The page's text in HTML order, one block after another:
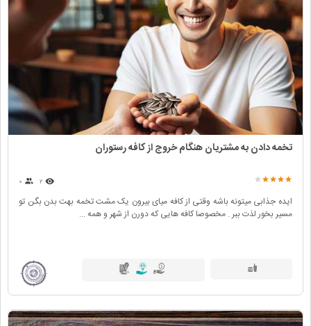
تخمه دادن به مشتریان هنگام خروج از کافه رستوران
۲
ایده جذابی میتونه باشه وقتی از کافه میای بیرون یک مشت تخمه بهت بدن بگن تو
مسیر بخور لذت ببر . مخصوصا کافه هایی که دورن از شهر و همه ...